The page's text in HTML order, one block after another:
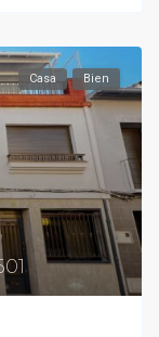
Casa Bien